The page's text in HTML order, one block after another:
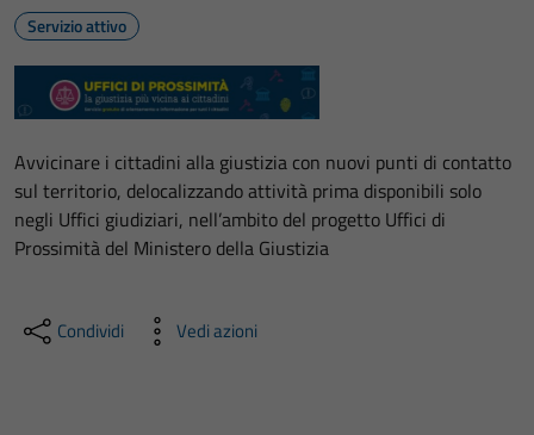
Servizio attivo
Avvicinare i cittadini alla giustizia con nuovi punti di contatto
sul territorio, delocalizzando attività prima disponibili solo
negli Uffici giudiziari, nell’ambito del progetto Uffici di
Prossimità del Ministero della Giustizia
Condividi Vedi azioni